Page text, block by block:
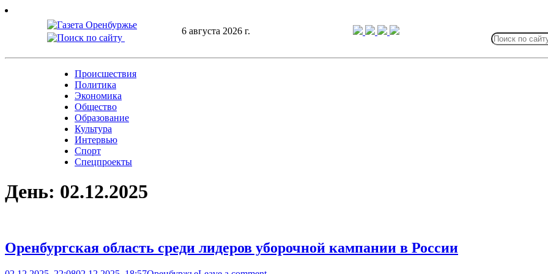
Skip
6 августа 2026 г.
for:
Происшествия
Политика
Экономика
Общество
Образование
Культура
Интервью
Спорт
Спецпроекты
День: 02.12.2025
Оренбургская область среди лидеров уборочной кампании в России